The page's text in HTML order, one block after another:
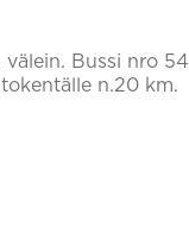
välein. Bussi nro 54
n.20 km.